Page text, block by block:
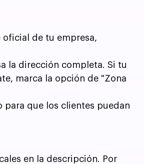
oficial de tu empresa,
la dirección completa. Si tu
marca la opción de "Zona
para que los clientes puedan
en la descripción. Por